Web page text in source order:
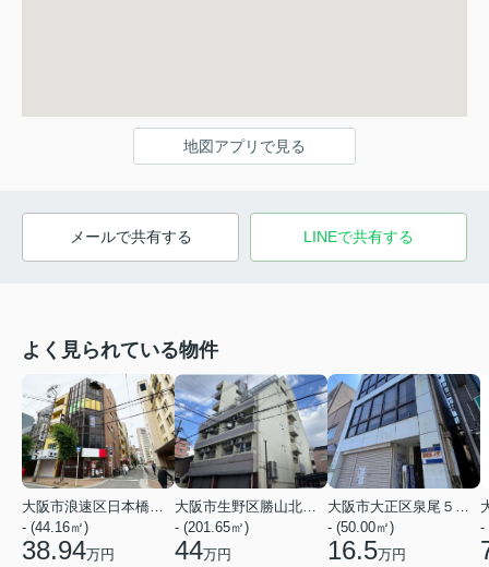
地図アプリで見る
メールで共有する LINEで共有する
よく見られている物件
大阪市浪速区日本橋３丁目
- (44.16㎡)
38.94万円
大阪市生野区勝山北１丁目
- (201.65㎡)
44万円
大阪市大正区泉尾５丁目
- (50.00㎡)
16.5万円
-